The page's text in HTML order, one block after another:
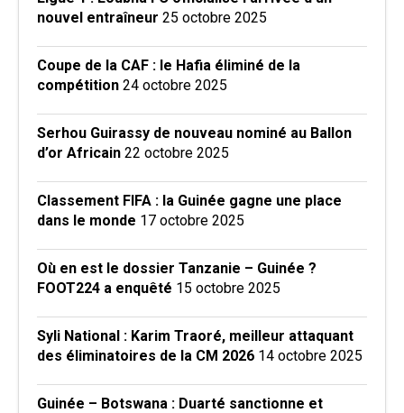
nouvel entraîneur 25 octobre 2025
Coupe de la CAF : le Hafia éliminé de la
compétition 24 octobre 2025
Serhou Guirassy de nouveau nominé au Ballon
d’or Africain 22 octobre 2025
Classement FIFA : la Guinée gagne une place
dans le monde 17 octobre 2025
Où en est le dossier Tanzanie – Guinée ?
FOOT224 a enquêté 15 octobre 2025
Syli National : Karim Traoré, meilleur attaquant
des éliminatoires de la CM 2026 14 octobre 2025
Guinée – Botswana : Duarté sanctionne et